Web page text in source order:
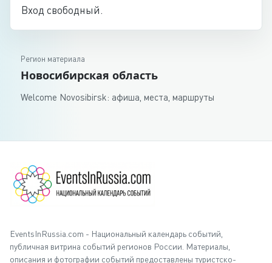
Вход свободный.
Регион материала
Новосибирская область
Welcome Novosibirsk: афиша, места, маршруты
EventsInRussia.com - Национальный календарь событий,
публичная витрина событий регионов России. Материалы,
описания и фотографии событий предоставлены туристско-